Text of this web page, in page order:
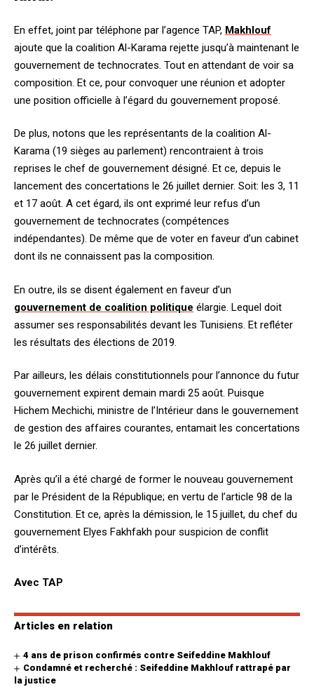
En effet, joint par téléphone par l’agence TAP, Makhlouf
ajoute que la coalition Al-Karama rejette jusqu’à maintenant le
gouvernement de technocrates. Tout en attendant de voir sa
composition. Et ce, pour convoquer une réunion et adopter
une position officielle à l’égard du gouvernement proposé.
De plus, notons que les représentants de la coalition Al-
Karama (19 sièges au parlement) rencontraient à trois
reprises le chef de gouvernement désigné. Et ce, depuis le
lancement des concertations le 26 juillet dernier. Soit: les 3, 11
et 17 août. A cet égard, ils ont exprimé leur refus d’un
gouvernement de technocrates (compétences
indépendantes). De même que de voter en faveur d’un cabinet
dont ils ne connaissent pas la composition.
En outre, ils se disent également en faveur d’un
gouvernement de coalition politique élargie. Lequel doit
assumer ses responsabilités devant les Tunisiens. Et refléter
les résultats des élections de 2019.
Par ailleurs, les délais constitutionnels pour l’annonce du futur
gouvernement expirent demain mardi 25 août. Puisque
Hichem Mechichi, ministre de l’Intérieur dans le gouvernement
de gestion des affaires courantes, entamait les concertations
le 26 juillet dernier.
Après qu’il a été chargé de former le nouveau gouvernement
par le Président de la République; en vertu de l’article 98 de la
Constitution. Et ce, après la démission, le 15 juillet, du chef du
gouvernement Elyes Fakhfakh pour suspicion de conflit
d’intérêts.
Avec TAP
Articles en relation
4 ans de prison confirmés contre Seifeddine Makhlouf
Condamné et recherché : Seifeddine Makhlouf rattrapé par
la justice